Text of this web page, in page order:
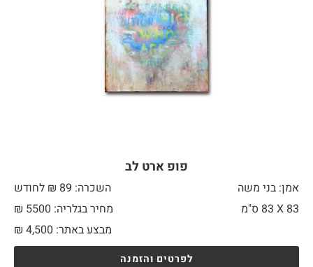
פופ ארט לב
אמן: בני משה
השכרה: 89 ₪ לחודש
83 X
מחיר בגלריה: 5500 ₪
מבצע באתר:
₪ 4,500
לפרטים והזמנה